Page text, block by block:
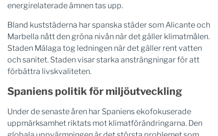
energirelaterade ämnen tas upp.
Bland kuststäderna har spanska städer som Alicante och
Marbella nått den gröna nivån när det gäller klimatmålen.
Staden Málaga tog ledningen när det gäller rent vatten
och sanitet. Staden visar starka ansträngningar för att
förbättra livskvaliteten.
Spaniens politik för miljöutveckling
Under de senaste åren har Spaniens ekofokuserade
uppmärksamhet riktats mot klimatförändringarna. Den